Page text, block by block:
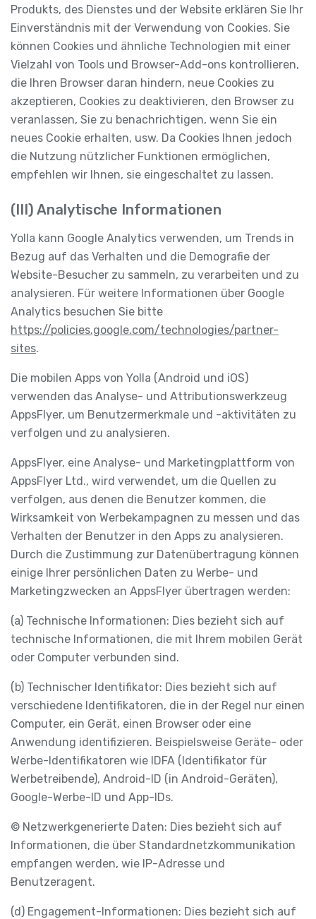
Produkts, des Dienstes und der Website erklären Sie Ihr
Einverständnis mit der Verwendung von Cookies. Sie
können Cookies und ähnliche Technologien mit einer
Vielzahl von Tools und Browser-Add-ons kontrollieren,
die Ihren Browser daran hindern, neue Cookies zu
akzeptieren, Cookies zu deaktivieren, den Browser zu
veranlassen, Sie zu benachrichtigen, wenn Sie ein
neues Cookie erhalten, usw. Da Cookies Ihnen jedoch
die Nutzung nützlicher Funktionen ermöglichen,
empfehlen wir Ihnen, sie eingeschaltet zu lassen.
(III) Analytische Informationen
Yolla kann Google Analytics verwenden, um Trends in
Bezug auf das Verhalten und die Demografie der
Website-Besucher zu sammeln, zu verarbeiten und zu
analysieren. Für weitere Informationen über Google
Analytics besuchen Sie bitte
https://policies.google.com/technologies/partner-
sites.
Die mobilen Apps von Yolla (Android und iOS)
verwenden das Analyse- und Attributionswerkzeug
AppsFlyer, um Benutzermerkmale und -aktivitäten zu
verfolgen und zu analysieren.
AppsFlyer, eine Analyse- und Marketingplattform von
AppsFlyer Ltd., wird verwendet, um die Quellen zu
verfolgen, aus denen die Benutzer kommen, die
Wirksamkeit von Werbekampagnen zu messen und das
Verhalten der Benutzer in den Apps zu analysieren.
Durch die Zustimmung zur Datenübertragung können
einige Ihrer persönlichen Daten zu Werbe- und
Marketingzwecken an AppsFlyer übertragen werden:
(a) Technische Informationen: Dies bezieht sich auf
technische Informationen, die mit Ihrem mobilen Gerät
oder Computer verbunden sind.
(b) Technischer Identifikator: Dies bezieht sich auf
verschiedene Identifikatoren, die in der Regel nur einen
Computer, ein Gerät, einen Browser oder eine
Anwendung identifizieren. Beispielsweise Geräte- oder
Werbe-Identifikatoren wie IDFA (Identifikator für
Werbetreibende), Android-ID (in Android-Geräten),
Google-Werbe-ID und App-IDs.
© Netzwerkgenerierte Daten: Dies bezieht sich auf
Informationen, die über Standardnetzkommunikation
empfangen werden, wie IP-Adresse und
Benutzeragent.
(d) Engagement-Informationen: Dies bezieht sich auf